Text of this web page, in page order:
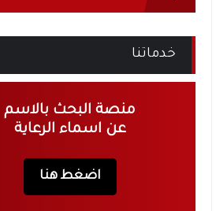
خدماتنا
منصة البحث بالاسم
عن اسماء الرعاية
اضغط هنا